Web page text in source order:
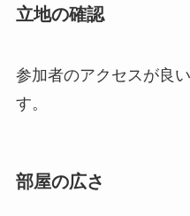
立地の確認
参加者のアクセスが良
す。
部屋の広さ